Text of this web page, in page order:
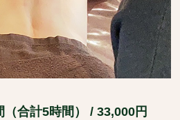
合計5時間） / 33,000円